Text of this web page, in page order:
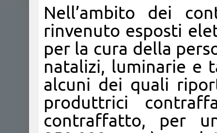
Nell’ambito dei
rinvenuto esposti
per la cura della
natalizi, luminarie e
alcuni dei quali
produttrici
contraffatto, per